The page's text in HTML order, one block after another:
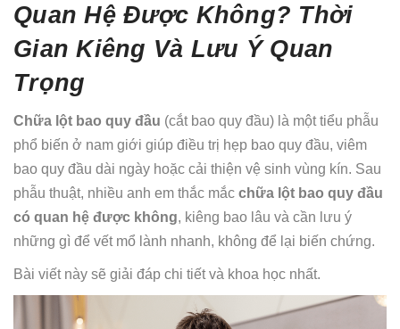
Quan Hệ Được Không? Thời
Gian Kiêng Và Lưu Ý Quan
Trọng
Chữa lột bao quy đầu (cắt bao quy đầu) là một tiểu phẫu
phổ biến ở nam giới giúp điều trị hẹp bao quy đầu, viêm
bao quy đầu dài ngày hoặc cải thiện vệ sinh vùng kín. Sau
phẫu thuật, nhiều anh em thắc mắc chữa lột bao quy đầu
có quan hệ được không, kiêng bao lâu và cần lưu ý
những gì để vết mổ lành nhanh, không để lại biến chứng.
Bài viết này sẽ giải đáp chi tiết và khoa học nhất.